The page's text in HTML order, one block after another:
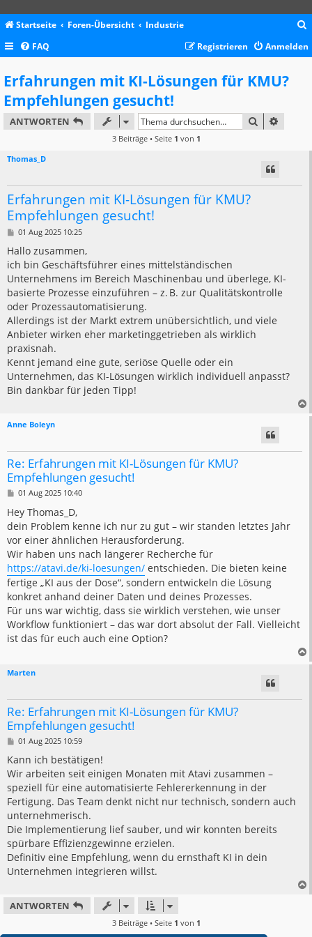
Startseite Foren-Übersicht Industrie
c
FAQ Anmelden
Registrieren
Erfahrungen mit KI-Lösungen für KMU?
Empfehlungen gesucht!
ANTWORTEN SUCHE
3 Beiträge • Seite 1 von 1
Thomas_D
Erfahrungen mit KI-Lösungen für KMU?
Empfehlungen gesucht!
B
i
r
a
g
01 Aug 2025 10:25
Hallo zusammen,
ich bin Geschäftsführer eines mittelständischen
Unternehmens im Bereich Maschinenbau und überlege, KI-
basierte Prozesse einzuführen – z. B. zur Qualitätskontrolle
oder Prozessautomatisierung.
Allerdings ist der Markt extrem unübersichtlich, und viele
Anbieter wirken eher marketinggetrieben als wirklich
praxisnah.
Kennt jemand eine gute, seriöse Quelle oder ein
Unternehmen, das KI-Lösungen wirklich individuell anpasst?
Bin dankbar für jeden Tipp!
Anne Boleyn
Re: Erfahrungen mit KI-Lösungen für KMU?
Empfehlungen gesucht!
B
i
t
r
a
g
01 Aug 2025 10:40
Hey Thomas_D,
dein Problem kenne ich nur zu gut – wir standen letztes Jahr
vor einer ähnlichen Herausforderung.
Wir haben uns nach längerer Recherche für
https://atavi.de/ki-loesungen/ entschieden. Die bieten keine
fertige „KI aus der Dose“, sondern entwickeln die Lösung
konkret anhand deiner Daten und deines Prozesses.
Für uns war wichtig, dass sie wirklich verstehen, wie unser
Workflow funktioniert – das war dort absolut der Fall. Vielleicht
ist das für euch auch eine Option?
Marten
Re: Erfahrungen mit KI-Lösungen für KMU?
Empfehlungen gesucht!
B
i
r
a
g
01 Aug 2025 10:59
Kann ich bestätigen!
Wir arbeiten seit einigen Monaten mit Atavi zusammen –
speziell für eine automatisierte Fehlererkennung in der
Fertigung. Das Team denkt nicht nur technisch, sondern auch
unternehmerisch.
Die Implementierung lief sauber, und wir konnten bereits
spürbare Effizienzgewinne erzielen.
Definitiv eine Empfehlung, wenn du ernsthaft KI in dein
Unternehmen integrieren willst.
ANTWORTEN
3 Beiträge • Seite 1 von 1